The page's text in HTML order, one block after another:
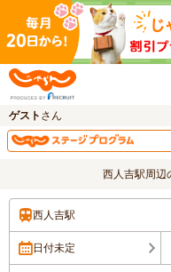
ゲスト さん
西人吉駅周辺
西人吉駅
日付未定